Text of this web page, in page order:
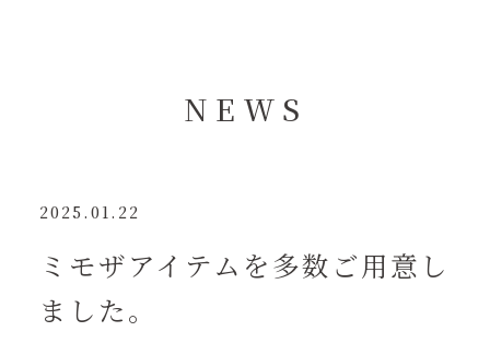
NEWS
2025.01.22
ミモザアイテムを多数ご用意し
ました。